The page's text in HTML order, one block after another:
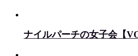
ナイルパーチの女子会【